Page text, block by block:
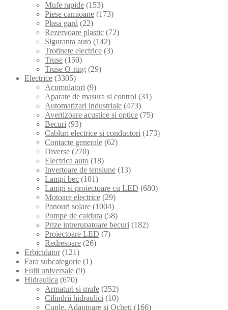
Mufe rapide (153)
Piese camioane (173)
Plasa gard (22)
Rezervoare plastic (72)
Siguranta auto (142)
Trotinete electrice (3)
Truse (150)
Truse O-ring (29)
Electrice (3305)
Acumulatori (9)
Aparate de masura si control (31)
Automatizari industriale (473)
Avertizoare acustice si optice (75)
Becuri (93)
Cabluri electrice si conductori (173)
Contacte generale (62)
Diverse (270)
Electrica auto (18)
Invertoare de tensiune (13)
Lampi bec (101)
Lampi si proiectoare cu LED (680)
Motoare electrice (29)
Panouri solare (1004)
Pompe de caldura (58)
Prize intrerupatoare becuri (182)
Proiectoare LED (7)
Redresoare (26)
Erbicidator (121)
Fara subcategorie (1)
Fulii universale (9)
Hidraulica (670)
Armaturi si mufe (252)
Cilindrii hidraulici (10)
Cuple, Adaptoare si Ocheti (166)